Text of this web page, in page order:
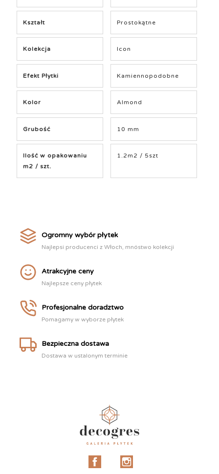
Kształt Prostokątne
Kolekcja Icon
Efekt Płytki Kamiennopodobne
Kolor Almond
Grubość 10 mm
Ilość w opakowaniu
m2 / szt.
1.2m2 / 5szt
Ogromny wybór płytek
Najlepsi producenci z Włoch, mnóstwo kolekcji
Atrakcyjne ceny
Najlepsze ceny płytek
Profesjonalne doradztwo
Pomagamy w wyborze płytek
Bezpieczna dostawa
Dostawa w ustalonym terminie
Facebook